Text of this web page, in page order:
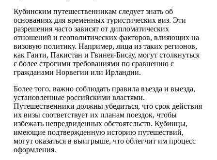
Кубинским путешественникам следует знать об
основаниях для временных туристических виз. Эти
разрешения часто зависят от дипломатических
отношений и геополитических факторов, влияющих на
визовую политику. Например, лица из таких регионов,
как Гаити, Пакистан и Гвинея-Бисау, могут столкнуться
с более строгими требованиями по сравнению с
гражданами Норвегии или Ирландии.
Более того, важно соблюдать правила въезда и выезда,
установленные российскими властями.
Путешественники должны убедиться, что срок действия
их визы соответствует их планам поездок, чтобы
избежать непредвиденных обстоятельств. Кубинцы,
имеющие подтвержденную историю путешествий,
могут оказаться в выигрыше, что облегчит им процесс
оформления.